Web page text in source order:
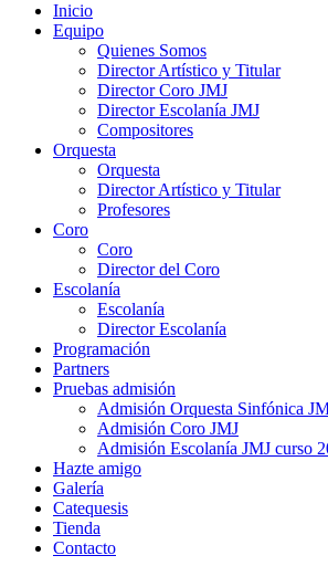
Inicio
Equipo
Quienes Somos
Director Artístico y Titular
Director Coro JMJ
Director Escolanía JMJ
Compositores
Orquesta
Orquesta
Director Artístico y Titular
Profesores
Coro
Coro
Director del Coro
Escolanía
Escolanía
Director Escolanía
Programación
Partners
Pruebas admisión
Admisión Orquesta Sinfónica
Admisión Coro JMJ
Admisión Escolanía JMJ curso
Hazte amigo
Galería
Catequesis
Tienda
Contacto